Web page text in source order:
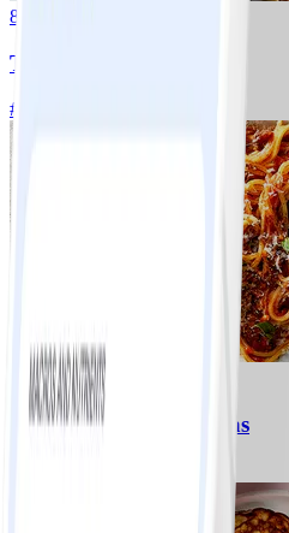
8
Tacos
#
Spagetti med köttfärssås